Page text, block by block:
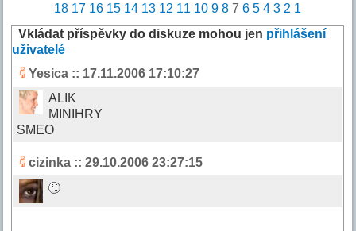
18 17 16 15 14 13 12 11 10 9 8 76 5 4 3 2 1
Vkládat příspěvky do diskuze mohou jen přihlášení
uživatelé
Yesica :: 17.11.2006 17:10:27
ALIK
MINIHRY
SMEO
cizinka :: 29.10.2006 23:27:15